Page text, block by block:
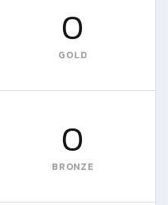
0
GOLD
0
BRONZE